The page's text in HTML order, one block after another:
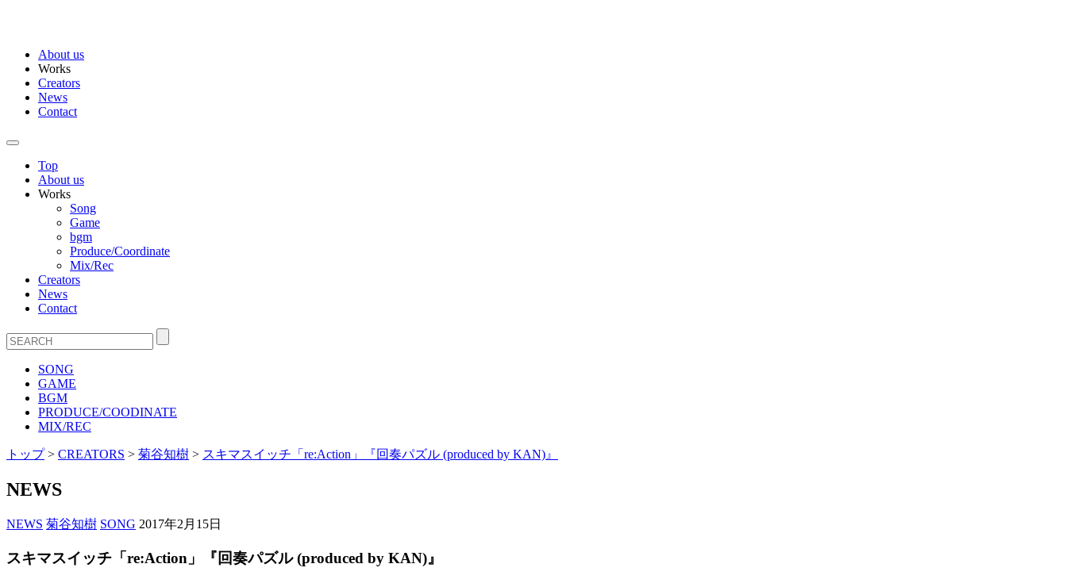
About us
Works
Creators
News
Contact
Top
About us
Works
Song
Game
bgm
Produce/Coordinate
Mix/Rec
Creators
News
Contact
SONG
GAME
BGM
PRODUCE/COODINATE
MIX/REC
トップ> CREATORS > 菊谷知樹 > スキマスイッチ「re:Action」『回奏パズル (produced by KAN)』
NEWS
NEWS 菊谷知樹 SONG 2017年2月15日
スキマスイッチ「re:Action」『回奏パズル (produced by KAN)』